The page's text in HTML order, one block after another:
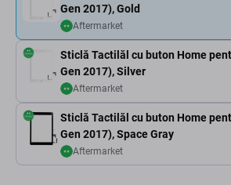
Sticlă Tactilăl cu buton Home
Gen 2017), Silver
Aftermarket
Gen 2017), Gold
Aftermarket
Sticlă Tactilăl cu buton Home
Gen 2017), Space Gray
Aftermarket